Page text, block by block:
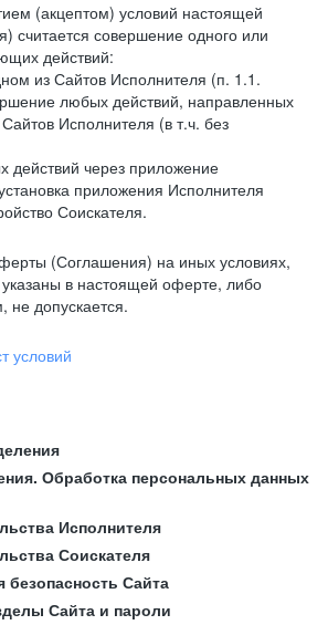
(акцептом) условий настоящей
считается совершение одного или
действий:
из Сайтов Исполнителя (п. 1.1.
любых действий, направленных
Исполнителя (в т.ч. без
действий через приложение
приложения Исполнителя
Соискателя.
(Соглашения) на иных условиях,
указаны в настоящей оферте, либо
не допускается.
условий
Обработка персональных данных
Исполнителя
Соискателя
Сайта
Сайта и пароли